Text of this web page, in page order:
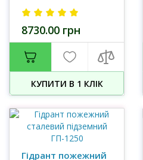
8730.00 грн
КУПИТИ В 1 КЛIК
Гідрант пожежний